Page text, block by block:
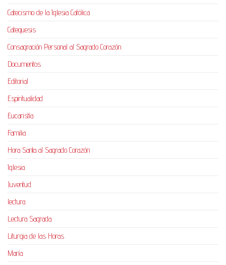
Catecismo de la Iglesia Católica
Catequesis
Consagración Personal al Sagrado Corazón
Documentos
Editorial
Espiritualidad
Eucaristía
Familia
Hora Santa al Sagrado Corazón
Iglesia
Juventud
lectura
Lectura Sagrada
Liturgia de las Horas
María